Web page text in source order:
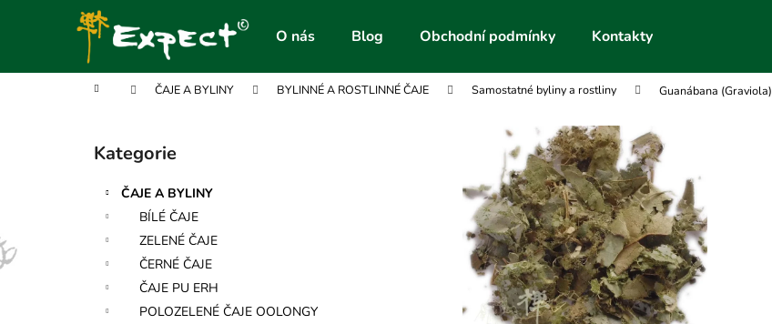
O nás Blog Obchodní podmínky Kontakty
Domů ČAJE A BYLINY BYLINNÉ A ROSTLINNÉ ČAJE Samostatné byliny a rostliny Guanábana (Graviola)
Přeskočit
kategorie
Kategorie
ČAJE A BYLINY
BÍLÉ ČAJE
ZELENÉ ČAJE
ČERNÉ ČAJE
ČAJE PU ERH
POLOZELENÉ ČAJE OOLONGY
í
Zpět
do
Zpět
do
Co potřebujete najít?
HLEDAT
Doporučujeme